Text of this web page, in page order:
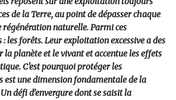
de la Terre, au point de dépasser chaque
régénération naturelle. Parmi ces
: les forêts. Leur exploitation excessive a des
la planète et le vivant et accentue les effets
C'est pourquoi protéger les
est une dimension fondamentale de la
défi d’envergure dont se saisit la